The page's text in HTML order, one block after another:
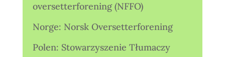
oversetterforening (NFFO)
Norge: Norsk Oversetterforening
Polen: Stowarzyszenie Tłumaczy